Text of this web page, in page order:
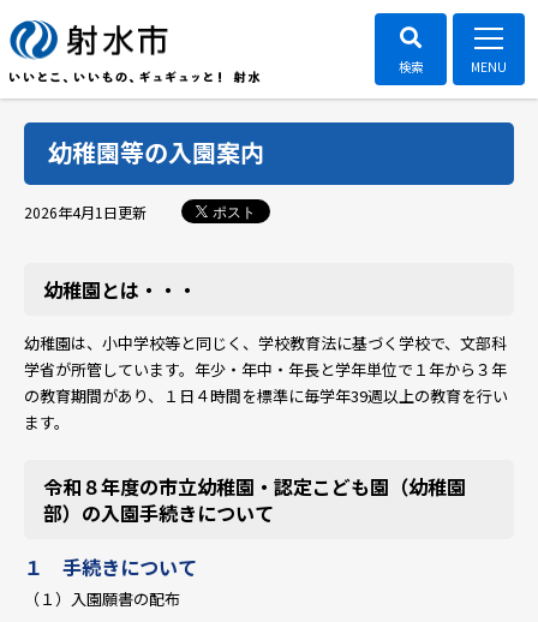
幼稚園等の入園案内
2026年4月1日更新 ポスト
幼稚園とは・・・
幼稚園は、小中学校等と同じく、学校教育法に基づく学校で、文部科
学省が所管しています。年少・年中・年長と学年単位で１年から３年
の教育期間があり、１日４時間を標準に毎学年39週以上の教育を行い
ます。
令和８年度の市立幼稚園・認定こども園（幼稚園
部）の入園手続きについて
１ 手続きについて
（１）入園願書の配布